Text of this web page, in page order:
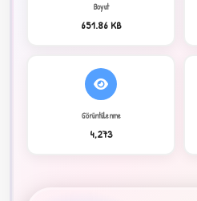
Boyut
651.86 KB
Görüntülenme
4,273